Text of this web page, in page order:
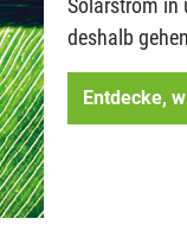
deshalb
Entdecke,